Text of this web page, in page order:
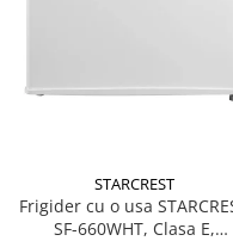
STARCREST
Frigider cu o usa
SF-660WHT, Clasa E,